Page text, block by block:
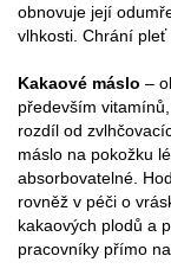
obnovuje její
vlhkosti. Chrání pleť
Kakaové máslo –
především
rozdíl od
máslo na pokožku
absorbovatelné.
rovněž v péči o
kakaových plodů a
pracovníky přímo